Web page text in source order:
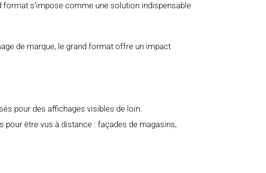
s’impose comme une solution indispensable
de marque, le grand format offre un impact
pour des affichages visibles de loin.
être vus à distance : façades de magasins,